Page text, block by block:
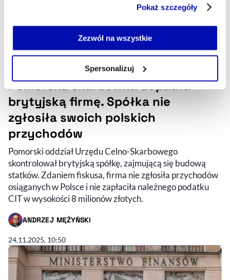
Jeżeli nie wyrażasz zgody na zapisywanie plików cookie,
możesz łatwo zarządzać swoimi uprawnieniami, np. we
własnej przeglądarce internetowej lub po wybraniu opcji
naszej Polityce Prywatności.
Pokaż szczegóły
Zezwól na wszystkie
Spersonalizuj
Pomorska skarbówka dopadła
brytyjską firmę. Spółka nie
zgłosiła swoich polskich
przychodów
Pomorski oddział Urzędu Celno-Skarbowego
skontrolował brytyjską spółkę, zajmującą się budową
statków. Zdaniem fiskusa, firma nie zgłosiła przychodów
osiąganych w Polsce i nie zapłaciła należnego podatku
CIT w wysokości 8 milionów złotych.
ANDRZEJ MĘŻYŃSKI
- AUTOR ARTYKUŁU - PROFIL
24.11.2025, 10:50